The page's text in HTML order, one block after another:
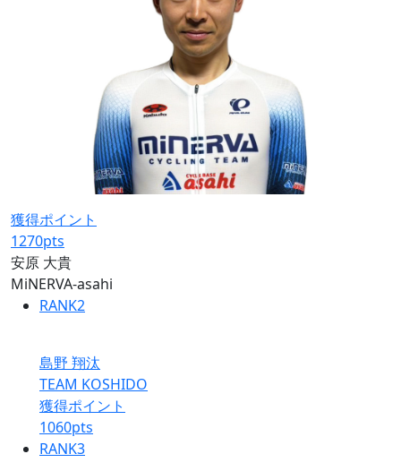
獲得ポイント
1270pts
安原 大貴
MiNERVA-asahi
RANK2
島野 翔汰
TEAM KOSHIDO
獲得ポイント
1060pts
RANK3